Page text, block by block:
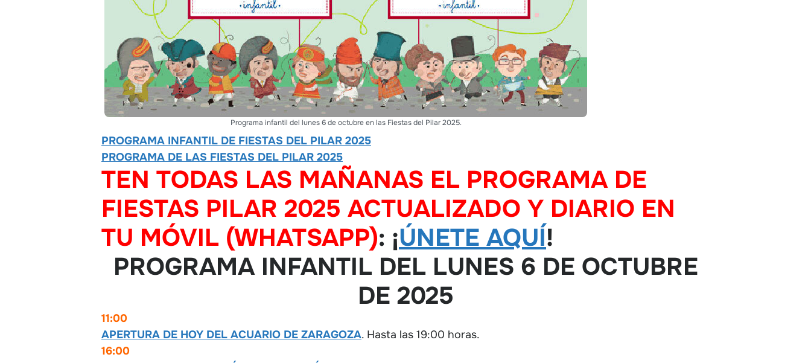
Programa infantil del lunes 6 de octubre en las Fiestas del Pilar 2025.
PROGRAMA INFANTIL DE FIESTAS DEL PILAR 2025
PROGRAMA DE LAS FIESTAS DEL PILAR 2025
TEN TODAS LAS MAÑANAS EL PROGRAMA DE
FIESTAS PILAR 2025 ACTUALIZADO Y DIARIO EN
TU MÓVIL (WHATSAPP): ¡ÚNETE AQUÍ!
PROGRAMA INFANTIL DEL LUNES 6 DE OCTUBRE
DE 2025
11:00
APERTURA DE HOY DEL ACUARIO DE ZARAGOZA. Hasta las 19:00 horas.
16:00